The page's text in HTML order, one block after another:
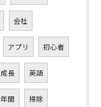
会社
アプリ 初心者
成長 英語
年間 掃除